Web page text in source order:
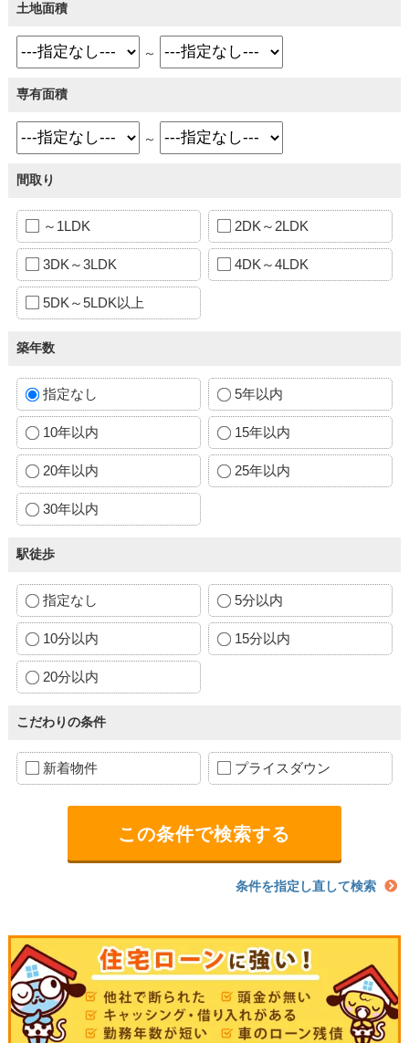
土地面積
～
専有面積
～
間取り
～1LDK 2DK～2LDK
3DK～3LDK 4DK～4LDK
5DK～5LDK以上
築年数
指定なし 5年以内
10年以内 15年以内
20年以内 25年以内
30年以内
駅徒歩
指定なし 5分以内
10分以内 15分以内
20分以内
こだわりの条件
新着物件 プライスダウン
条件を指定し直して検索